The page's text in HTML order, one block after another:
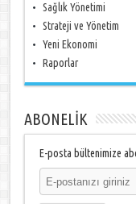
Sağlık Yönetimi
Strateji ve Yönetim
Yeni Ekonomi
Raporlar
ABONELİK
E-posta bültenimize